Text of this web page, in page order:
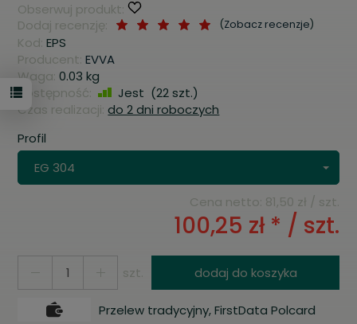
Obserwuj produkt:
Dodaj recenzję:
(Zobacz recenzje)
Kod: EPS
Producent: EVVA
Waga: 0.03 kg
Dostępność:
Jest (22szt.)
Czas realizacji: do 2 dni roboczych
Profil
EG 304
Cena netto: 81,50 zł / szt.
100,25 zł * / szt.
szt. dodaj do koszyka
Przelew tradycyjny, FirstData Polcard